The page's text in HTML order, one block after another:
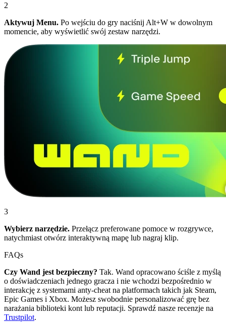
2
Aktywuj Menu. Po wejściu do gry naciśnij Alt+W w dowolnym
momencie, aby wyświetlić swój zestaw narzędzi.
3
Wybierz narzędzie. Przełącz preferowane pomoce w rozgrywce,
natychmiast otwórz interaktywną mapę lub nagraj klip.
FAQs
Czy Wand jest bezpieczny? Tak. Wand opracowano ściśle z myślą
o doświadczeniach jednego gracza i nie wchodzi bezpośrednio w
interakcję z systemami anty-cheat na platformach takich jak Steam,
Epic Games i Xbox. Możesz swobodnie personalizować grę bez
narażania biblioteki kont lub reputacji. Sprawdź nasze recenzje na
Trustpilot.